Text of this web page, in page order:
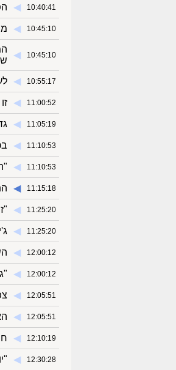
10:40:41
◀︎
10:45:10
◀︎
10:45:10
◀︎
10:55:17
◀︎
11:00:52
◀︎
11:05:19
◀︎
11:10:53
◀︎
11:10:53
◀︎
11:15:18
◀︎
11:25:20
◀︎
11:25:20
◀︎
12:00:12
◀︎
12:00:12
◀︎
12:05:51
◀︎ צפו.
12:05:51
◀︎
12:10:19
◀︎
12:30:28
◀︎